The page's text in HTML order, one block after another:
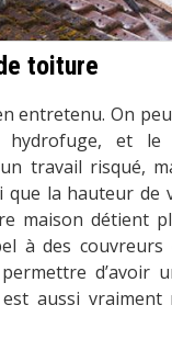
toiture
entretenu. On
et le
travail risqué,
la hauteur de
maison détient
à des couvreurs
d’avoir
aussi vraiment